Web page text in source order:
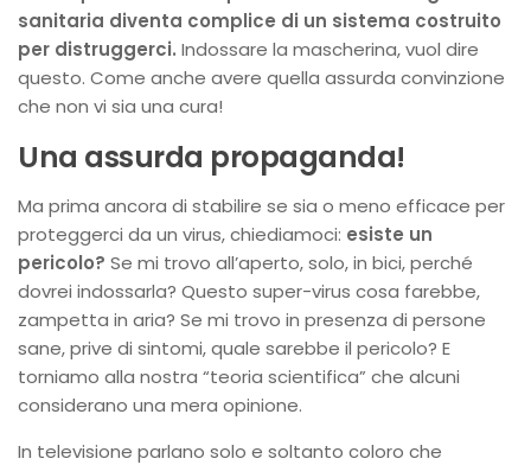
sanitaria diventa complice di un sistema costruito
per distruggerci. Indossare la mascherina, vuol dire
questo. Come anche avere quella assurda convinzione
che non vi sia una cura!
Una assurda propaganda!
Ma prima ancora di stabilire se sia o meno efficace per
proteggerci da un virus, chiediamoci: esiste un
pericolo? Se mi trovo all’aperto, solo, in bici, perché
dovrei indossarla? Questo super-virus cosa farebbe,
zampetta in aria? Se mi trovo in presenza di persone
sane, prive di sintomi, quale sarebbe il pericolo? E
torniamo alla nostra “teoria scientifica” che alcuni
considerano una mera opinione.
In televisione parlano solo e soltanto coloro che